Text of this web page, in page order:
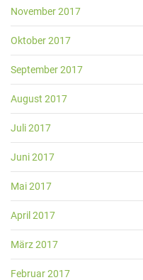
November 2017
Oktober 2017
September 2017
August 2017
Juli 2017
Juni 2017
Mai 2017
April 2017
März 2017
Februar 2017